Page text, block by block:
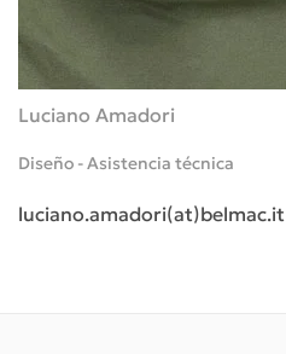
Luciano Amadori
Diseño - Asistencia técnica
luciano.amadori(at)belmac.it